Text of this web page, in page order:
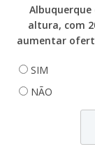
altura, com
aumentar
SIM
NÃO